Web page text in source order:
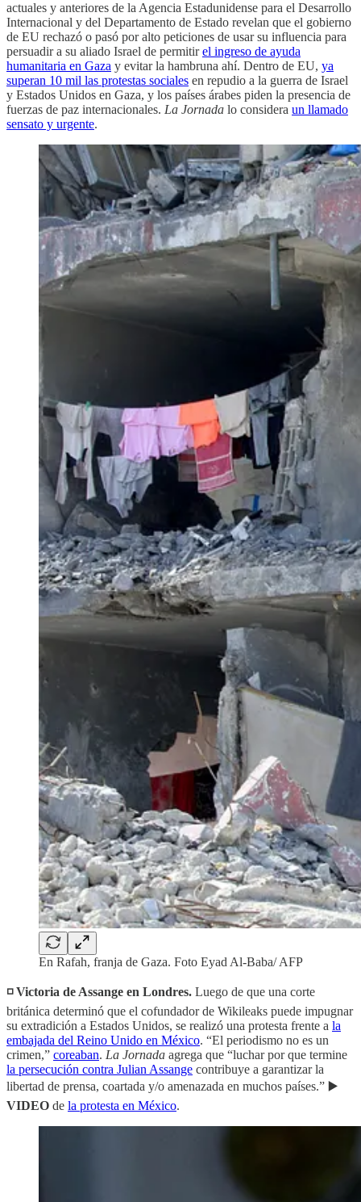
actuales y anteriores de la Agencia Estadunidense para el Desarrollo
Internacional y del Departamento de Estado revelan que el gobierno
de EU rechazó o pasó por alto peticiones de usar su influencia para
persuadir a su aliado Israel de permitirel ingreso de ayuda
humanitaria en Gaza y evitar la hambruna ahí. Dentro de EU, ya
superan 10 mil las protestas sociales en repudio a la guerra de Israel
y Estados Unidos en Gaza, y los países árabes piden la presencia de
fuerzas de paz internacionales. La Jornada lo considera un llamado
sensato y urgente.
En Rafah, franja de Gaza. Foto Eyad Al-Baba/ AFP
◽️ Victoria de Assange en Londres. Luego de que una corte
británica determinó que el cofundador de Wikileaks puede impugnar
su extradición a Estados Unidos, se realizó una protesta frente a la
embajada del Reino Unido en México. “El periodismo no es un
crimen,” coreaban. La Jornada agrega que “luchar por que termine
la persecución contra Julian Assange contribuye a garantizar la
libertad de prensa, coartada y/o amenazada en muchos países.” ▶️
VIDEO de la protesta en México.